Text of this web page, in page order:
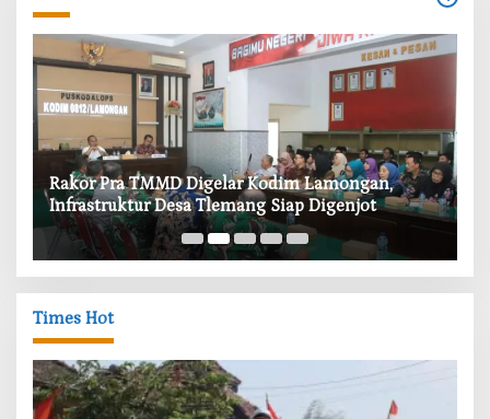
‎Rakor Pra TMMD Digelar Kodim Lamongan,
Infrastruktur Desa Tlemang Siap Digenjot
Times Hot